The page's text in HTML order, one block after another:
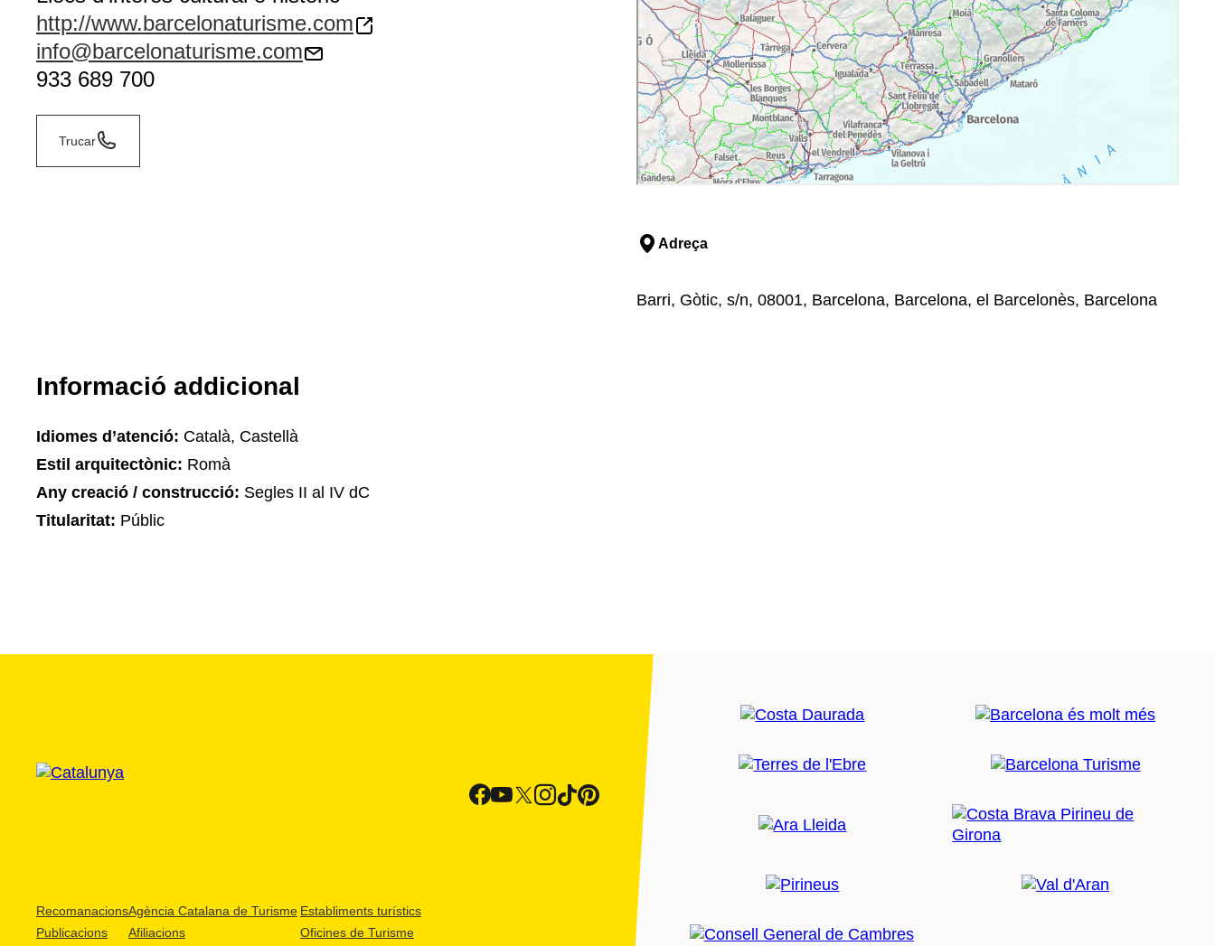
http://www.barcelonaturisme.com
info@barcelonaturisme.com
933 689 700
Trucar
Adreça
Barri, Gòtic, s/n, 08001, Barcelona, Barcelona, el Barcelonès, Barcelona
Informació addicional
Idiomes d’atenció: Català, Castellà
Estil arquitectònic: Romà
Any creació / construcció: Segles II al IV dC
Titularitat: Públic
Recomanacions
Publicacions
Agència Catalana de Turisme
Afiliacions
Establiments turístics
Oficines de Turisme